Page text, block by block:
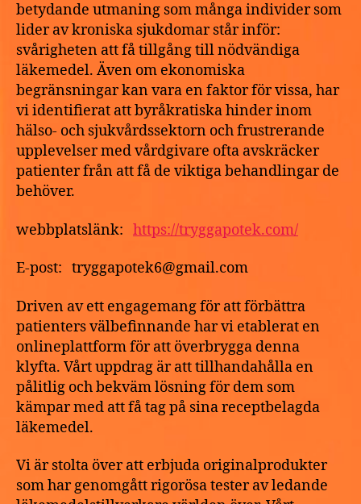
betydande utmaning som många individer som
lider av kroniska sjukdomar står inför:
svårigheten att få tillgång till nödvändiga
läkemedel. Även om ekonomiska
begränsningar kan vara en faktor för vissa, har
vi identifierat att byråkratiska hinder inom
hälso- och sjukvårdssektorn och frustrerande
upplevelser med vårdgivare ofta avskräcker
patienter från att få de viktiga behandlingar de
behöver.
webbplatslänk: https://tryggapotek.com/
E-post: tryggapotek6@gmail.com
Driven av ett engagemang för att förbättra
patienters välbefinnande har vi etablerat en
onlineplattform för att överbrygga denna
klyfta. Vårt uppdrag är att tillhandahålla en
pålitlig och bekväm lösning för dem som
kämpar med att få tag på sina receptbelagda
läkemedel.
Vi är stolta över att erbjuda originalprodukter
som har genomgått rigorösa tester av ledande